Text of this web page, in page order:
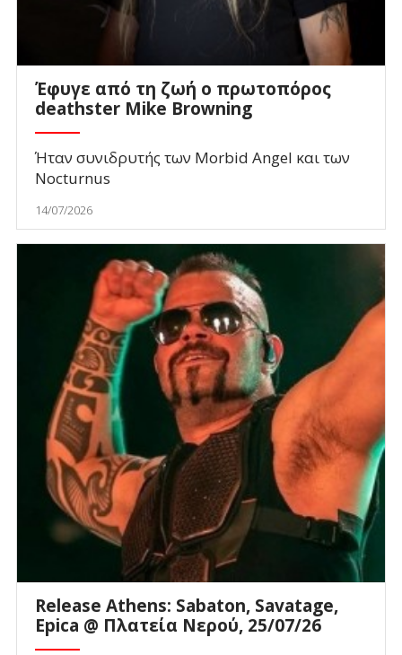
Έφυγε από τη ζωή ο πρωτοπόρος
deathster Mike Browning
Ήταν συνιδρυτής των Morbid Angel και των
Nocturnus
14/07/2026
Release Athens: Sabaton, Savatage,
Epica @ Πλατεία Νερού, 25/07/26